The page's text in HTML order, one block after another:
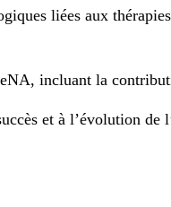
liées aux
incluant la
et à l’évolution